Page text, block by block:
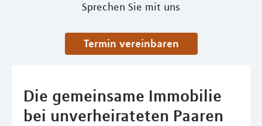
Sprechen Sie mit uns
Termin vereinbaren
Die gemeinsame Immobilie
bei unverheirateten Paaren